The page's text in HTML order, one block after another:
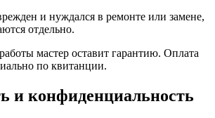
и нуждался в ремонте или замене,
отдельно.
мастер оставит гарантию. Оплата
по квитанции.
и конфиденциальность